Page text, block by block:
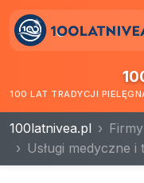
100 LAT TRADYCJI
100latnivea.pl Firmy
Usługi medyczne i